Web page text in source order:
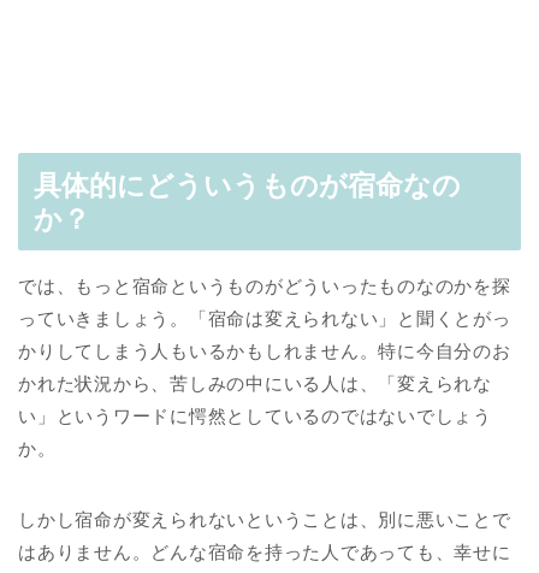
具体的にどういうものが宿命なの
か？
では、もっと宿命というものがどういったものなのかを探
っていきましょう。「宿命は変えられない」と聞くとがっ
かりしてしまう人もいるかもしれません。特に今自分のお
かれた状況から、苦しみの中にいる人は、「変えられな
い」というワードに愕然としているのではないでしょう
か。
しかし宿命が変えられないということは、別に悪いことで
はありません。どんな宿命を持った人であっても、幸せに